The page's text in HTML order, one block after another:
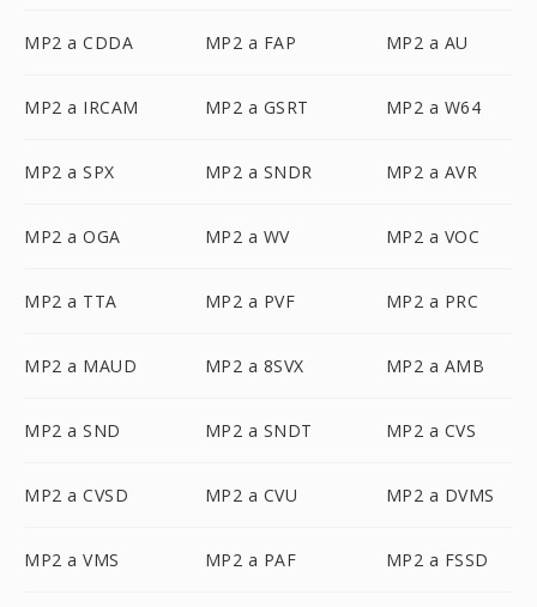
MP2 a CDDA MP2 a FAP MP2 a AU
MP2 a IRCAM MP2 a GSRT MP2 a W64
MP2 a SPX MP2 a SNDR MP2 a AVR
MP2 a OGA MP2 a WV MP2 a VOC
MP2 a TTA MP2 a PVF MP2 a PRC
MP2 a MAUD MP2 a 8SVX MP2 a AMB
MP2 a SND MP2 a SNDT MP2 a CVS
MP2 a CVSD MP2 a CVU MP2 a DVMS
MP2 a VMS MP2 a PAF MP2 a FSSD